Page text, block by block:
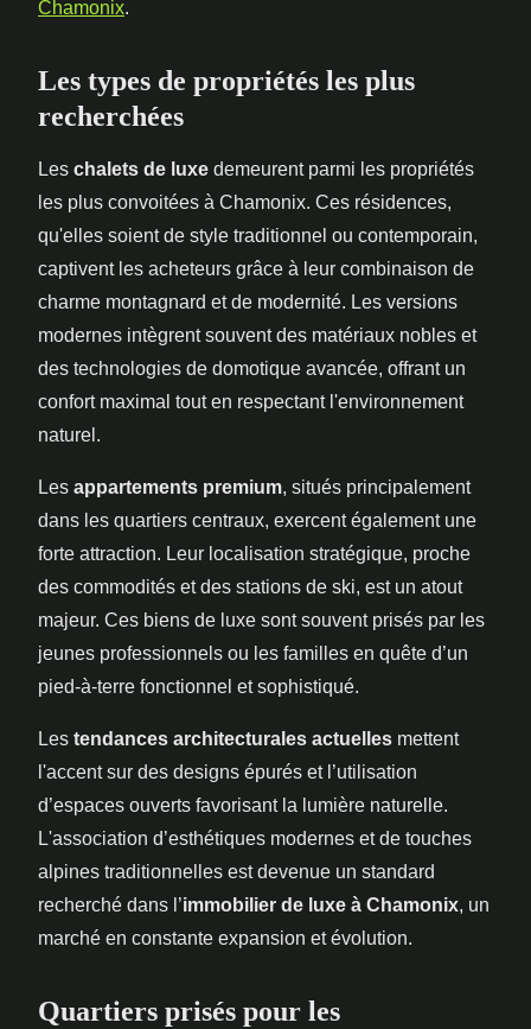
Chamonix.
Les types de propriétés les plus
recherchées
Les chalets de luxe demeurent parmi les propriétés
les plus convoitées à Chamonix. Ces résidences,
qu'elles soient de style traditionnel ou contemporain,
captivent les acheteurs grâce à leur combinaison de
charme montagnard et de modernité. Les versions
modernes intègrent souvent des matériaux nobles et
des technologies de domotique avancée, offrant un
confort maximal tout en respectant l'environnement
naturel.
Les appartements premium, situés principalement
dans les quartiers centraux, exercent également une
forte attraction. Leur localisation stratégique, proche
des commodités et des stations de ski, est un atout
majeur. Ces biens de luxe sont souvent prisés par les
jeunes professionnels ou les familles en quête d’un
pied-à-terre fonctionnel et sophistiqué.
Les tendances architecturales actuelles mettent
l'accent sur des designs épurés et l’utilisation
d’espaces ouverts favorisant la lumière naturelle.
L'association d’esthétiques modernes et de touches
alpines traditionnelles est devenue un standard
recherché dans l’immobilier de luxe à Chamonix, un
marché en constante expansion et évolution.
Quartiers prisés pour les